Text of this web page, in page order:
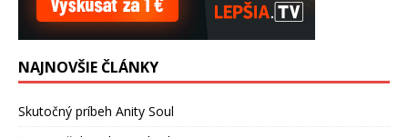
NAJNOVŠIE ČLÁNKY
Skutočný príbeh Anity Soul